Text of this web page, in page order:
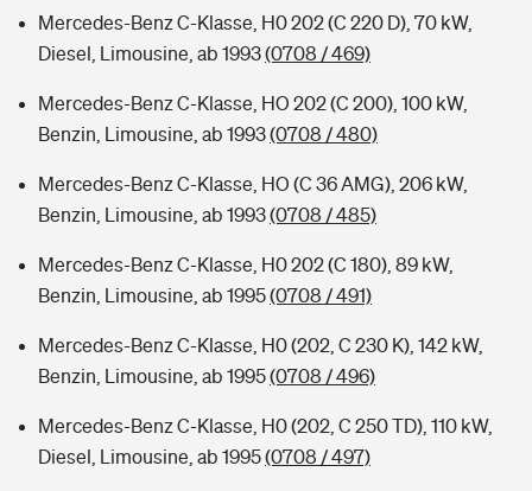
Mercedes-Benz C-Klasse, H0 202 (C 220 D), 70 kW,
Diesel, Limousine, ab 1993(0708 / 469)
Mercedes-Benz C-Klasse, HO 202 (C 200), 100 kW,
Benzin, Limousine, ab 1993(0708 / 480)
Mercedes-Benz C-Klasse, HO (C 36 AMG), 206 kW,
Benzin, Limousine, ab 1993(0708 / 485)
Mercedes-Benz C-Klasse, H0 202 (C 180), 89 kW,
Benzin, Limousine, ab 1995(0708 / 491)
Mercedes-Benz C-Klasse, H0 (202, C 230 K), 142 kW,
Benzin, Limousine, ab 1995(0708 / 496)
Mercedes-Benz C-Klasse, H0 (202, C 250 TD), 110 kW,
Diesel, Limousine, ab 1995(0708 / 497)